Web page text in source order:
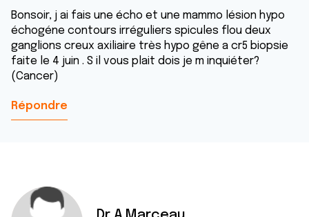
Bonsoir, j ai fais une écho et une mammo lésion hypo
échogéne contours irréguliers spicules flou deux
ganglions creux axiliaire très hypo gêne a cr5 biopsie
faite le 4 juin . S il vous plait dois je m inquiéter?
(Cancer)
Répondre